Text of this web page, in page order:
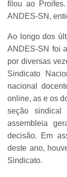
filou ao
ANDES-SN,
Ao longo dos
ANDES-SN foi
por diversas
Sindicato
nacional
online, as e os
seção
assembleia
decisão. Em
deste ano,
Sindicato.